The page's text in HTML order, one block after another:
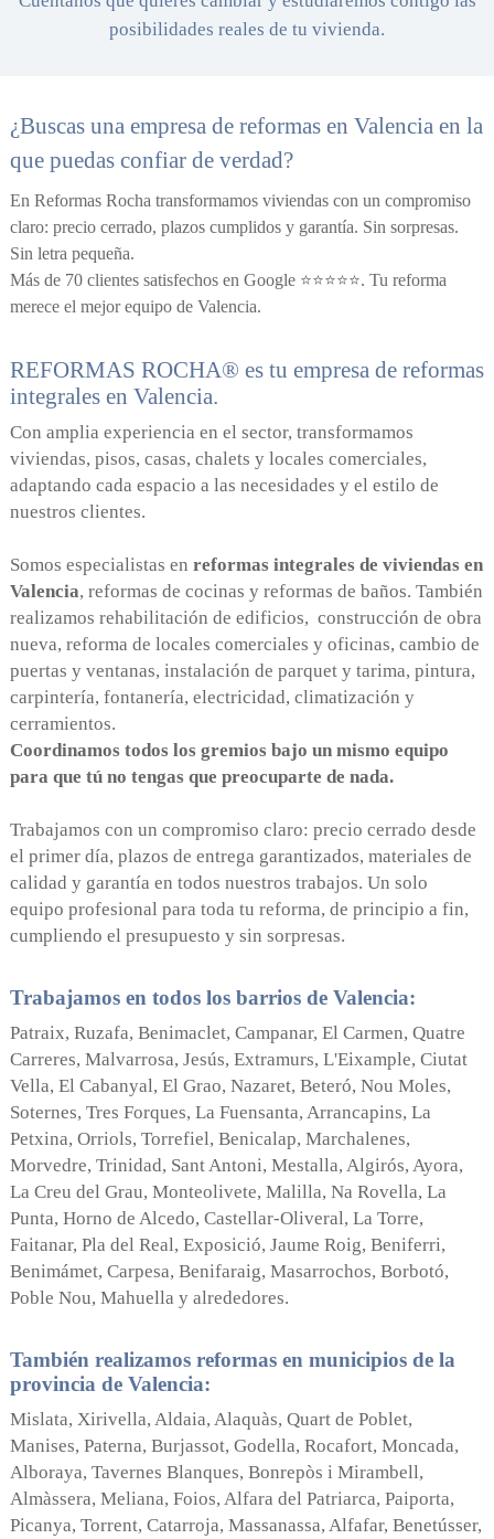
posibilidades reales de tu vivienda.
¿Buscas una empresa de reformas en Valencia en la
que puedas confiar de verdad?
En Reformas Rocha transformamos viviendas con un compromiso
claro: precio cerrado, plazos cumplidos y garantía. Sin sorpresas.
Sin letra pequeña.
Más de 70 clientes satisfechos en Google ⭐⭐⭐⭐⭐. Tu reforma
merece el mejor equipo de Valencia.
REFORMAS ROCHA® es tu empresa de reformas
integrales en Valencia.
Con amplia experiencia en el sector, transformamos
viviendas, pisos, casas, chalets y locales comerciales,
adaptando cada espacio a las necesidades y el estilo de
nuestros clientes.
Somos especialistas en reformas integrales de viviendas en
Valencia, reformas de cocinas y reformas de baños. También
realizamos rehabilitación de edificios, construcción de obra
nueva, reforma de locales comerciales y oficinas, cambio de
puertas y ventanas, instalación de parquet y tarima, pintura,
carpintería, fontanería, electricidad, climatización y
cerramientos.
Coordinamos todos los gremios bajo un mismo equipo
para que tú no tengas que preocuparte de nada.
Trabajamos con un compromiso claro: precio cerrado desde
el primer día, plazos de entrega garantizados, materiales de
calidad y garantía en todos nuestros trabajos. Un solo
equipo profesional para toda tu reforma, de principio a fin,
cumpliendo el presupuesto y sin sorpresas.
Trabajamos en todos los barrios de Valencia:
Patraix, Ruzafa, Benimaclet, Campanar, El Carmen, Quatre
Carreres, Malvarrosa, Jesús, Extramurs, L'Eixample, Ciutat
Vella, El Cabanyal, El Grao, Nazaret, Beteró, Nou Moles,
Soternes, Tres Forques, La Fuensanta, Arrancapins, La
Petxina, Orriols, Torrefiel, Benicalap, Marchalenes,
Morvedre, Trinidad, Sant Antoni, Mestalla, Algirós, Ayora,
La Creu del Grau, Monteolivete, Malilla, Na Rovella, La
Punta, Horno de Alcedo, Castellar-Oliveral, La Torre,
Faitanar, Pla del Real, Exposició, Jaume Roig, Beniferri,
Benimámet, Carpesa, Benifaraig, Masarrochos, Borbotó,
Poble Nou, Mahuella y alrededores.
También realizamos reformas en municipios de la
provincia de Valencia:
Mislata, Xirivella, Aldaia, Alaquàs, Quart de Poblet,
Manises, Paterna, Burjassot, Godella, Rocafort, Moncada,
Alboraya, Tavernes Blanques, Bonrepòs i Mirambell,
Almàssera, Meliana, Foios, Alfara del Patriarca, Paiporta,
Picanya, Torrent, Catarroja, Massanassa, Alfafar, Benetússer,